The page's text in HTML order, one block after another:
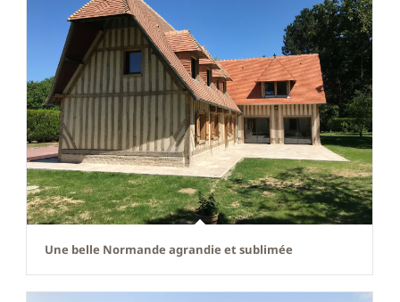
Une belle Normande agrandie et sublimée